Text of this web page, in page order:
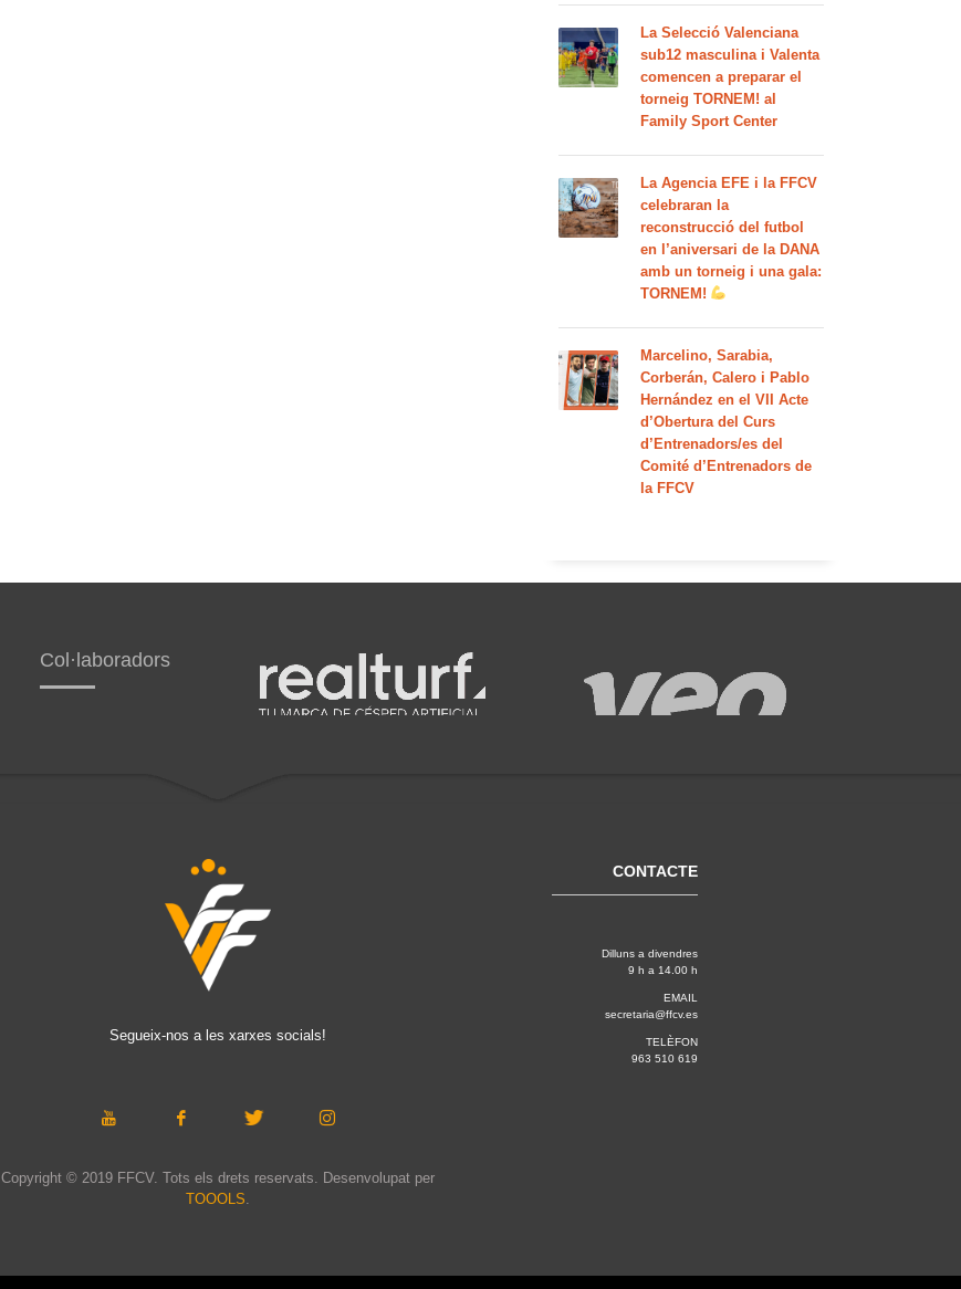
La Selecció Valenciana
sub12 masculina i Valenta
comencen a preparar el
torneig TORNEM! al
Family Sport Center
La Agencia EFE i la FFCV
celebraran la
reconstrucció del futbol
en l’aniversari de la DANA
amb un torneig i una gala:
TORNEM!
Marcelino, Sarabia,
Corberán, Calero i Pablo
Hernández en el VII Acte
d’Obertura del Curs
d’Entrenadors/es del
Comité d’Entrenadors de
la FFCV
Col·laboradors
Segueix-nos a les xarxes socials!
Copyright © 2019 FFCV. Tots els drets reservats. Desenvolupat per
TOOOLS.
CONTACTE
Dilluns a divendres
9 h a 14.00 h
EMAIL
secretaria@ffcv.es
TELÈFON
963 510 619